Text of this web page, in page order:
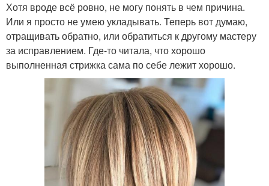
Хотя вроде всё ровно, не могу понять в чем причина.
Или я просто не умею укладывать. Теперь вот думаю,
отращивать обратно, или обратиться к другому мастеру
за исправлением. Где-то читала, что хорошо
выполненная стрижка сама по себе лежит хорошо.